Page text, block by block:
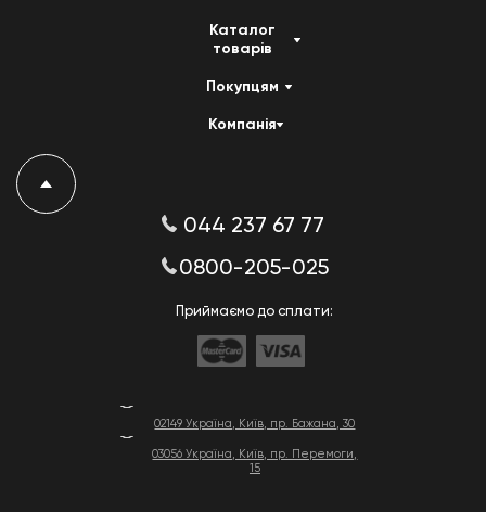
02149 Україна, Київ, пр. Бажана, 30
03056 Україна, Київ, пр. Перемоги,
15
Каталог
товарів
Покупцям
Компанія
044 237 67 77
0800-205-025
Приймаємо до сплати: